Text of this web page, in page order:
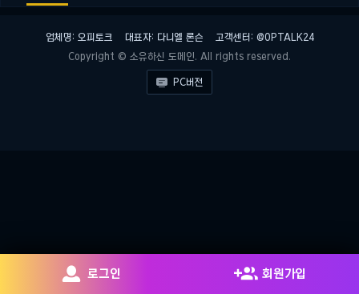
업체명: 오피토크 대표자: 다니엘 론슨
고객센터: @OPTALK24
Copyright © 소유하신 도메인. All rights reserved.
 PC버전
 로그인  회원가입